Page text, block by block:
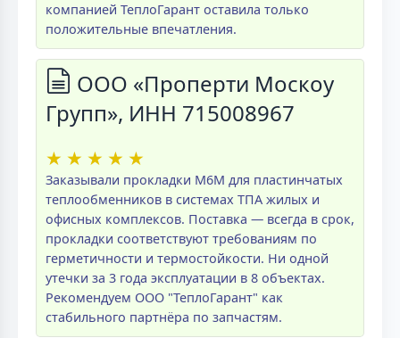
компанией ТеплоГарант оставила только
положительные впечатления.
ООО «Проперти Москоу
Групп», ИНН 715008967
★ ★ ★ ★ ★
Заказывали прокладки M6M для пластинчатых
теплообменников в системах ТПА жилых и
офисных комплексов. Поставка — всегда в срок,
прокладки соответствуют требованиям по
герметичности и термостойкости. Ни одной
утечки за 3 года эксплуатации в 8 объектах.
Рекомендуем ООО "ТеплоГарант" как
стабильного партнёра по запчастям.